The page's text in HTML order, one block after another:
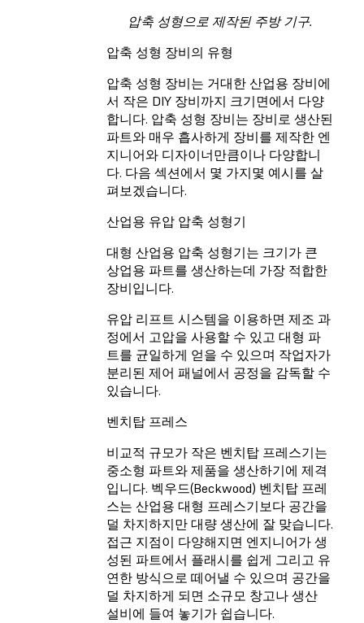
압축 성형으로 제작된 주방 기구.
압축 성형 장비의 유형
압축 성형 장비는 거대한 산업용 장비에
서 작은 DIY 장비까지 크기면에서 다양
합니다. 압축 성형 장비는 장비로 생산된
파트와 매우 흡사하게 장비를 제작한 엔
지니어와 디자이너만큼이나 다양합니
다. 다음 섹션에서 몇 가지몇 예시를 살
펴보겠습니다.
산업용 유압 압축 성형기
대형 산업용 압축 성형기는 크기가 큰
상업용 파트를 생산하는데 가장 적합한
장비입니다.
유압 리프트 시스템을 이용하면 제조 과
정에서 고압을 사용할 수 있고 대형 파
트를 균일하게 얻을 수 있으며 작업자가
분리된 제어 패널에서 공정을 감독할 수
있습니다.
벤치탑 프레스
비교적 규모가 작은 벤치탑 프레스기는
중소형 파트와 제품을 생산하기에 제격
입니다. 벡우드(Beckwood) 벤치탑 프레
스는 산업용 대형 프레스기보다 공간을
덜 차지하지만 대량 생산에 잘 맞습니다.
접근 지점이 다양해지면 엔지니어가 생
성된 파트에서 플래시를 쉽게 그리고 유
연한 방식으로 떼어낼 수 있으며 공간을
덜 차지하게 되면 소규모 창고나 생산
설비에 들여 놓기가 쉽습니다.